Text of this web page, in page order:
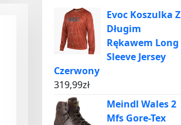
Evoc Koszulka Z
Długim
Rękawem Long
Sleeve Jersey
Czerwony
319,99zł
Meindl Wales 2
Mfs Gore-Tex